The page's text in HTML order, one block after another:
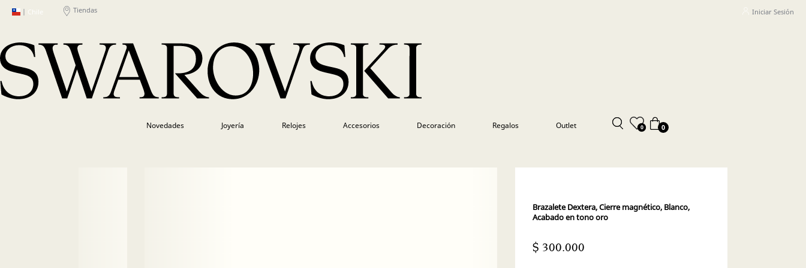
| Chile Tiendas Iniciar Sesión
Novedades Joyería Relojes Accesorios Decoración Regalos Outlet 0 0
Brazalete Dextera, Cierre magnético, Blanco,
Acabado en tono oro
$ 300.000